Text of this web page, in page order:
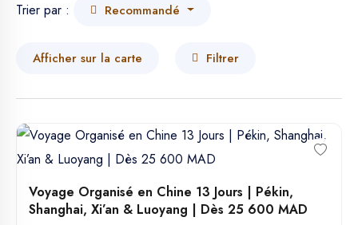
Trier par : Recommandé
Afficher sur la carte Filtrer
Voyage Organisé en Chine 13 Jours | Pékin,
Shanghai, Xi’an & Luoyang | Dès 25 600 MAD